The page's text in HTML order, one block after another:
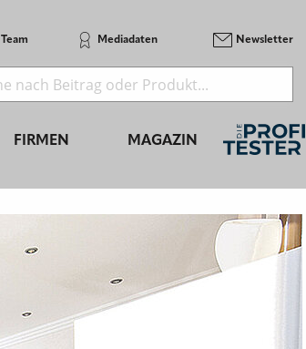
Team Mediadaten Newsletter
FIRMEN MAGAZIN